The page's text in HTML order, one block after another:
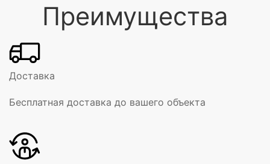
Преимущества
Доставка
Бесплатная доставка до вашего объекта